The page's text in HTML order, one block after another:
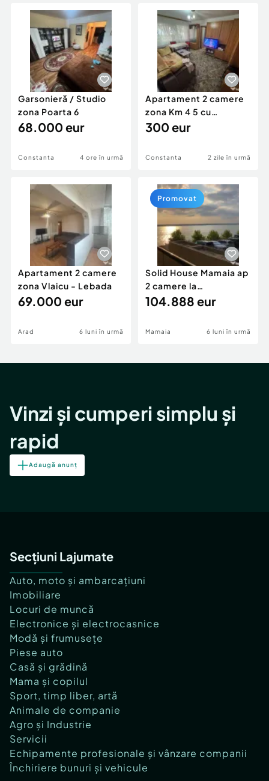
Servicii
Animale de companie
Afaceri și echipamente profesionale
Inchiriere Bunuri si Vehicule
Utilaje agricole si industriale
Piese auto si accesorii
Dacia Duster
Garsonieră / Studio
zona Poarta 6
68.000 eur
Constanta 4 ore în urmă
Apartament 2 camere
zona Km 4 5 cu
Centrala și Boxa
300 eur
Constanta 2 zile în urmă
Apartament 2 camere
zona Vlaicu - Lebada
69.000 eur
Arad 6 luni în urmă
Solid House Mamaia ap
2 camere la
cheie,langa Mega
104.888 eur
Mamaia 6 luni în urmă
Promovat
Vinzi și cumperi simplu și
rapid
Adaugă anunț
Secțiuni Lajumate
Auto, moto și ambarcațiuni
Imobiliare
Locuri de muncă
Electronice și electrocasnice
Modă și frumusețe
Piese auto
Casă și grădină
Mama și copilul
Sport, timp liber, artă
Animale de companie
Agro și Industrie
Servicii
Echipamente profesionale și vânzare companii
Închiriere bunuri și vehicule